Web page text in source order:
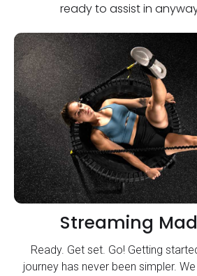
ready to assist in
Streaming
Ready. Get set. Go! Getting
journey has never been simpler.